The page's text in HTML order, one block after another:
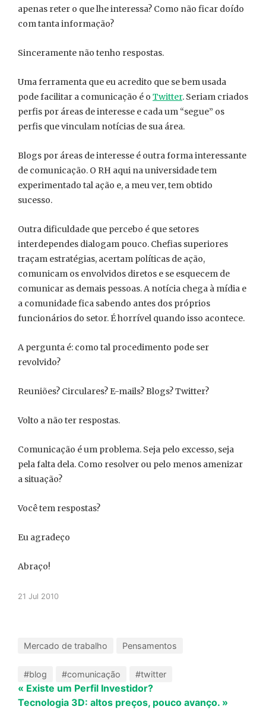
apenas reter o que lhe interessa? Como não ficar doído
com tanta informação?
Sinceramente não tenho respostas.
Uma ferramenta que eu acredito que se bem usada
pode facilitar a comunicação é o Twitter. Seriam criados
perfis por áreas de interesse e cada um “segue” os
perfis que vinculam notícias de sua área.
Blogs por áreas de interesse é outra forma interessante
de comunicação. O RH aqui na universidade tem
experimentado tal ação e, a meu ver, tem obtido
sucesso.
Outra dificuldade que percebo é que setores
interdependes dialogam pouco. Chefias superiores
traçam estratégias, acertam políticas de ação,
comunicam os envolvidos diretos e se esquecem de
comunicar as demais pessoas. A notícia chega à mídia e
a comunidade fica sabendo antes dos próprios
funcionários do setor. É horrível quando isso acontece.
A pergunta é: como tal procedimento pode ser
revolvido?
Reuniões? Circulares? E-mails? Blogs? Twitter?
Volto a não ter respostas.
Comunicação é um problema. Seja pelo excesso, seja
pela falta dela. Como resolver ou pelo menos amenizar
a situação?
Você tem respostas?
Eu agradeço
Abraço!
21 Jul 2010
Mercado de trabalho Pensamentos
#blog #comunicação #twitter
« Existe um Perfil Investidor?
Tecnologia 3D: altos preços, pouco avanço. »